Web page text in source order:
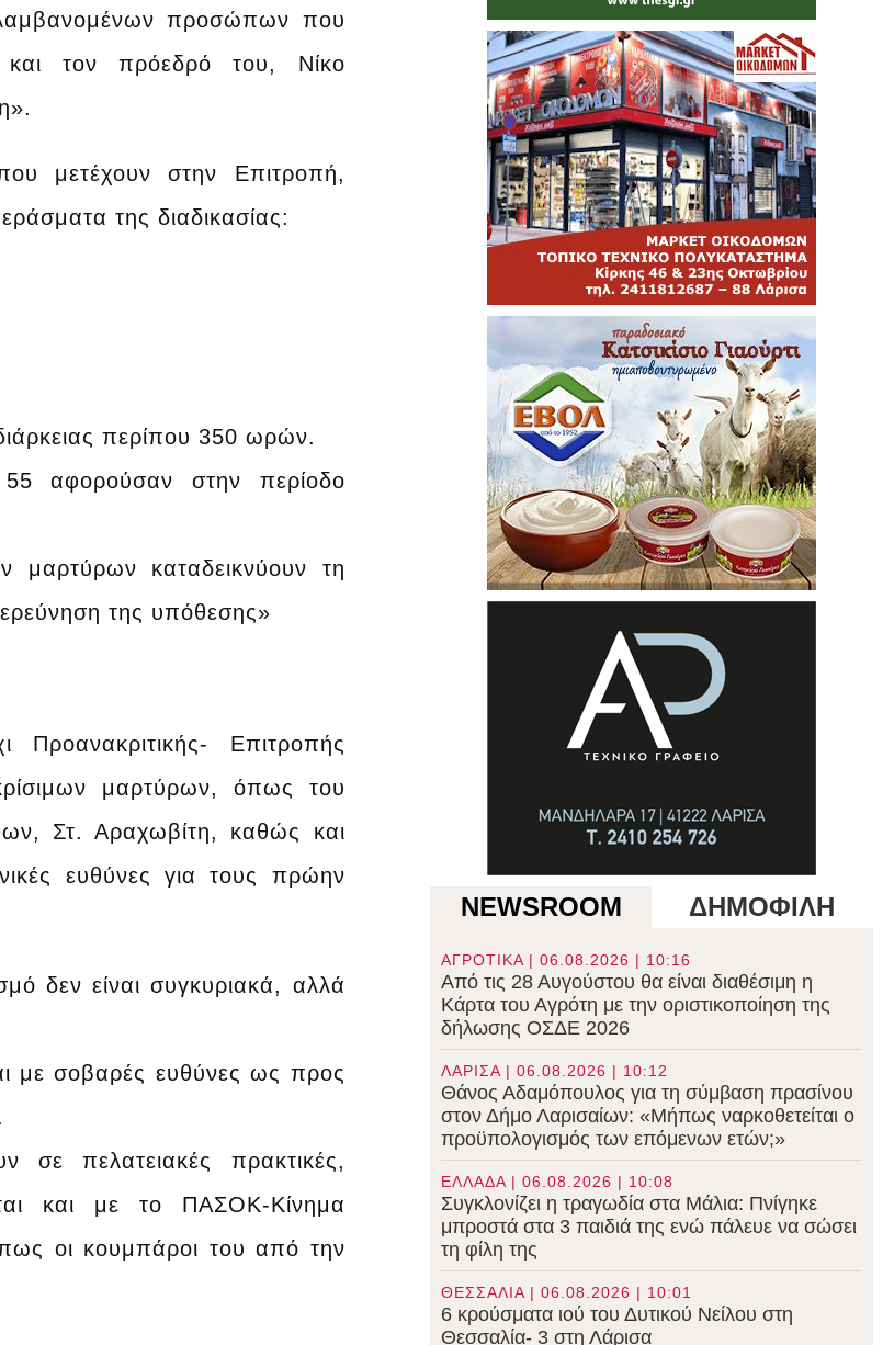
προσώπων που
τον πρόεδρό του, Νίκο
μετέχουν στην Επιτροπή,
της διαδικασίας:
περίπου 350 ωρών.
αφορούσαν στην περίοδο
καταδεικνύουν τη
της υπόθεσης»
Επιτροπής
μαρτύρων, όπως του
Στ. Αραχωβίτη, καθώς και
ευθύνες για τους πρώην
δεν είναι συγκυριακά, αλλά
με σοβαρές ευθύνες ως προς
πελατειακές πρακτικές,
και με το ΠΑΣΟΚ-Κίνημα
οι κουμπάροι του από την
NEWSROOM ΔΗΜΟΦΙΛΗ
ΑΓΡΟΤΙΚΑ | 06.08.2026 | 10:16
Από τις 28 Αυγούστου θα είναι διαθέσιμη η
Κάρτα του Αγρότη με την οριστικοποίηση της
δήλωσης ΟΣΔΕ 2026
ΛΑΡΙΣΑ | 06.08.2026 | 10:12
Θάνος Αδαμόπουλος για τη σύμβαση πρασίνου
στον Δήμο Λαρισαίων: «Μήπως ναρκοθετείται ο
προϋπολογισμός των επόμενων ετών;»
ΕΛΛΑΔΑ | 06.08.2026 | 10:08
Συγκλονίζει η τραγωδία στα Μάλια: Πνίγηκε
μπροστά στα 3 παιδιά της ενώ πάλευε να σώσει
τη φίλη της
ΘΕΣΣΑΛΙΑ | 06.08.2026 | 10:01
6 κρούσματα ιού του Δυτικού Νείλου στη
Θεσσαλία- 3 στη Λάρισα